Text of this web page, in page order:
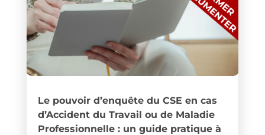
Le pouvoir d’enquête du CSE en cas
d’Accident du Travail ou de Maladie
Professionnelle : un guide pratique à